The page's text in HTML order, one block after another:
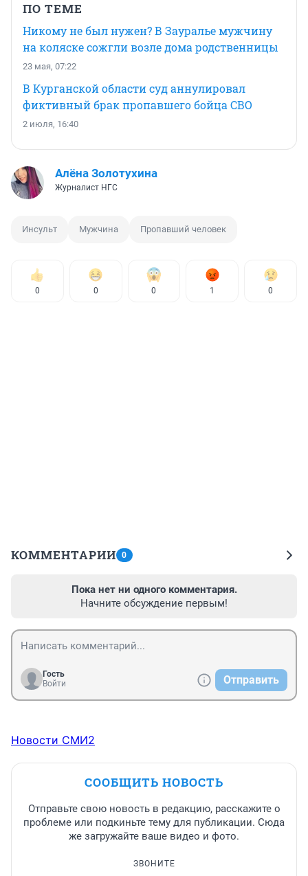
ПО ТЕМЕ
Никому не был нужен? В Зауралье мужчину
на коляске сожгли возле дома родственницы
23 мая, 07:22
В Курганской области суд аннулировал
фиктивный брак пропавшего бойца СВО
2 июля, 16:40
Алёна Золотухина
Журналист НГС
Инсульт Мужчина Пропавший человек
0 0 0 1 0
КОММЕНТАРИИ 0
Пока нет ни одного комментария.
Начните обсуждение первым!
Гость
Войти
Отправить
Новости СМИ2
СООБЩИТЬ НОВОСТЬ
Отправьте свою новость в редакцию, расскажите о
проблеме или подкиньте тему для публикации. Сюда
же загружайте ваше видео и фото.
ЗВОНИТЕ